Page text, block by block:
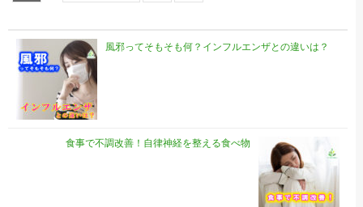
風邪ってそもそも何？インフルエンザとの違いは？
食事で不調改善！自律神経を整える食べ物